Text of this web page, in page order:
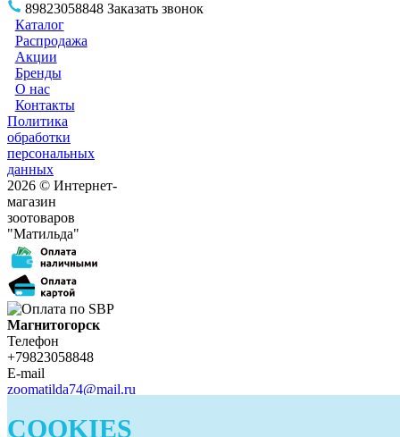
89823058848 Заказать звонок
Каталог
Распродажа
Акции
Бренды
О нас
Контакты
Политика
обработки
персональных
данных
2026 © Интернет-
магазин
зоотоваров
"Матильда"
Магнитогорск
Телефон
+79823058848
E-mail
zoomatilda74@mail.ru
Телефон
COOKIES